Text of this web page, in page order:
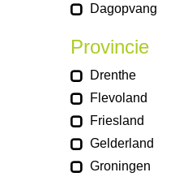
Dagopvang
Provincie
Drenthe
Flevoland
Friesland
Gelderland
Groningen